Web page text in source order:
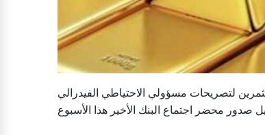
لتصريحات مسؤولي الاحتياطي الفيدرالي